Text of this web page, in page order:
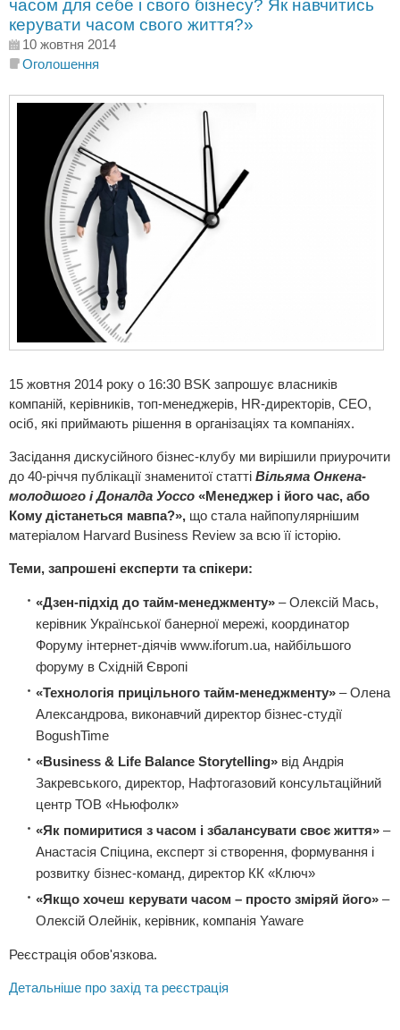
часом для себе і свого бізнесу? Як навчитись
керувати часом свого життя?»
10 жовтня 2014
Оголошення
15 жовтня 2014 року о 16:30 BSK запрошує власників
компаній, керівників, топ-менеджерів, HR-директорів, СЕО,
осіб, які приймають рішення в організаціях та компаніях.
Засідання дискусійного бізнес-клубу ми вирішили приурочити
до 40-річчя публікації знаменитої статті Вільяма Онкена-
молодшого і Доналда Уоссо «Менеджер і його час, або
Кому дістанеться мавпа?», що стала найпопулярнішим
матеріалом Harvard Business Review за всю її історію.
Теми, запрошені експерти та спікери:
«Дзен-підхід до тайм-менеджменту» – Олексій Мась,
керівник Української банерної мережі, координатор
Форуму інтернет-діячів www.iforum.ua, найбільшого
форуму в Східній Європі
«Технологія прицільного тайм-менеджменту» – Олена
Александрова, виконавчий директор бізнес-студії
BogushTime
«Business & Life Balance Storytelling» від Андрія
Закревського, директор, Нафтогазовий консультаційний
центр ТОВ «Ньюфолк»
«Як помиритися з часом і збалансувати своє життя» –
Анастасія Спіцина, експерт зі створення, формування і
розвитку бізнес-команд, директор КК «Ключ»
«Якщо хочеш керувати часом – просто зміряй його» –
Олексій Олейнік, керівник, компанія Yaware
Реєстрація обов'язкова.
Детальніше про захід та реєстрація